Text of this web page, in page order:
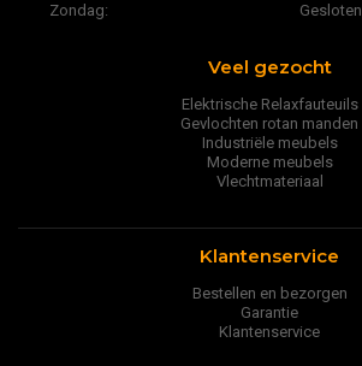
Zondag:
Gesloten
Veel gezocht
Elektrische Relaxfauteuils
Gevlochten rotan manden
Industriële meubels
Moderne meubels
Vlechtmateriaal
Klantenservice
Bestellen en bezorgen
Garantie
Klantenservice